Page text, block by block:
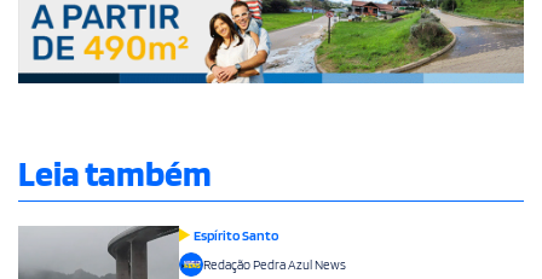
Leia também
Espírito Santo
Redação Pedra Azul News